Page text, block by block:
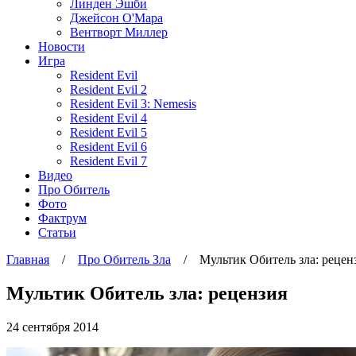
Линден Эшби
Джейсон О'Мара
Вентворт Миллер
Новости
Игра
Resident Evil
Resident Evil 2
Resident Evil 3: Nemesis
Resident Evil 4
Resident Evil 5
Resident Evil 6
Resident Evil 7
Видео
Про Обитель
Фото
Фактрум
Статьи
Главная / Про Обитель Зла / Мультик Обитель зла:
Мультик Обитель зла: рецензия
24 сентября 2014